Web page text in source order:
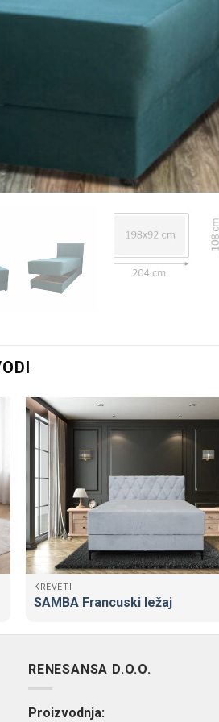
KREVETI
SAMBA Francuski ležaj
RENESANSA D.O.O.
Proizvodnja: